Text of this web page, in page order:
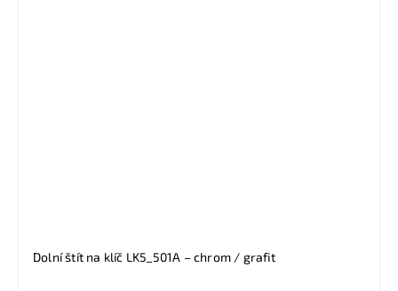
Dolní štít na klíč LK5_501A – chrom / grafit